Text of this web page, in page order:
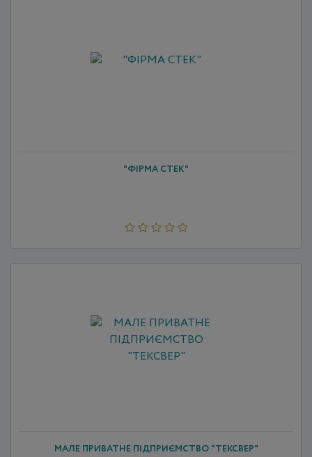
"ФІРМА СТЕК"
МАЛЕ ПРИВАТНЕ ПІДПРИЄМСТВО "ТЕКСВЕР"